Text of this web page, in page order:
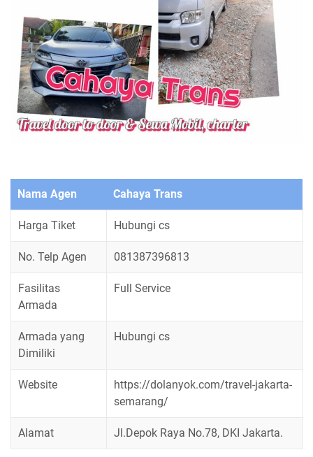
Nama Agen Cahaya Trans
Harga Tiket Hubungi cs
No. Telp Agen 081387396813
Fasilitas
Armada
Full Service
Armada yang
Dimiliki
Hubungi cs
Website
https://dolanyok.com/travel-jakarta-
semarang/
Alamat Jl.Depok Raya No.78, DKI Jakarta.